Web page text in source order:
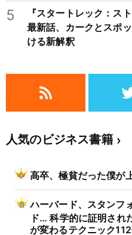
5
『スタートレック：ス
最新話、カークとスポ
ける新解釈
人気のビジネス書籍
高卒、極貧だった僕が
ハーバード、スタンフ
ド… 科学的に証明され
が変わるテクニック